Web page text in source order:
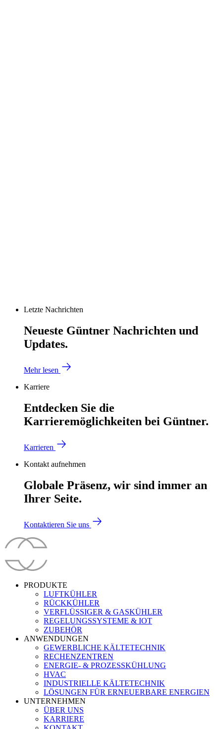
Letzte Nachrichten
Neueste Güntner Nachrichten und
Updates.
Mehr lesen
Karriere
Entdecken Sie die
Karrieremöglichkeiten bei Güntner.
Karrieren
Kontakt aufnehmen
Globale Präsenz, wir sind immer an
Ihrer Seite.
Kontaktieren Sie uns
PRODUKTE
LUFTKÜHLER
RÜCKKÜHLER
VERFLÜSSIGER & GASKÜHLER
REGELUNGSSYSTEME & IOT
ZUBEHÖR
ANWENDUNGEN
GEWERBLICHE KÄLTETECHNIK
RECHENZENTREN
ENERGIE- & PROZESSKÜHLUNG
HVAC
INDUSTRIELLE KÄLTETECHNIK
LÖSUNGEN FÜR ERNEUERBARE ENERGIEN
UNTERNEHMEN
ÜBER UNS
KARRIERE